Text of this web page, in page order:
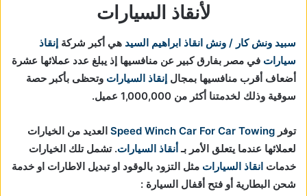
لأنقاذ السيارات
سبيد ونش كار / ونش انقاذ ابراهيم السيد هي أكبر شركة إنقاذ
سيارات في مصر بفارق كبير عن منافسيها إذ يبلغ عدد عملائها عشرة
أضعاف أقرب منافسيها بمجال إنقاذ السيارات وتحظى بأكبر حصة
سوقية وذلك لخدمتنا أكثر من 1,000,000 عميل.
توفر Speed Winch Car For Car Towing العديد من الخيارات
لعملائها عندما يتعلق الأمر بـ أنقاذ السيارات. تشمل تلك الخيارات
خدمات انقاذ السيارات مثل التزود بالوقود او تبديل الاطارات او خدمة
شحن البطارية أو فتح أقفال السيارة :